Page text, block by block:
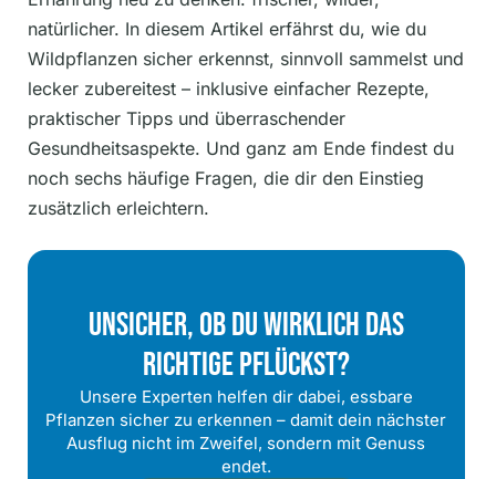
natürlicher. In diesem Artikel erfährst du, wie du
Wildpflanzen sicher erkennst, sinnvoll sammelst und
lecker zubereitest – inklusive einfacher Rezepte,
praktischer Tipps und überraschender
Gesundheitsaspekte. Und ganz am Ende findest du
noch sechs häufige Fragen, die dir den Einstieg
zusätzlich erleichtern.
Unsicher, Ob Du Wirklich Das
Richtige Pflückst?
Unsere Experten helfen dir dabei, essbare
Pflanzen sicher zu erkennen – damit dein nächster
Ausflug nicht im Zweifel, sondern mit Genuss
endet.